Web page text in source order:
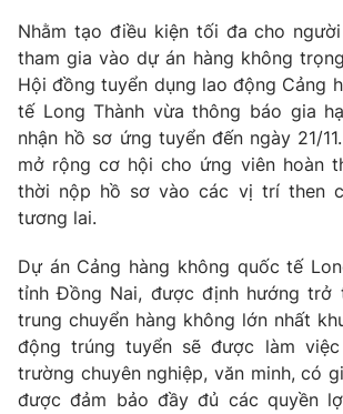
Góc doanh nghiệp
Truyền hình
Phim VTV
Hậu trường
Nhân vật
Khán giả
Giải sao mai
Giải trí
Điện ảnh
Âm nhạc
Đời sống
Du lịch
Làm đẹp
Chất lượng cuộc sống
Tuyển sinh
Học trực tuyến
Công nghệ
Hitech Công nghệ tương lai
Sản phẩm
Giao lưu trực tuyến
Nhằm tạo điều kiện tối đa cho
tham gia vào dự án hàng không
Hội đồng tuyển dụng lao động Cảng
tế Long Thành vừa thông báo gia
nhận hồ sơ ứng tuyển đến ngày 21/
mở rộng cơ hội cho ứng viên hoàn
thời nộp hồ sơ vào các vị trí then
tương lai.
Dự án Cảng hàng không quốc tế
tỉnh Đồng Nai, được định hướng trở
trung chuyển hàng không lớn nhất
động trúng tuyển sẽ được làm
trường chuyên nghiệp, văn minh, có
được đảm bảo đầy đủ các quyền